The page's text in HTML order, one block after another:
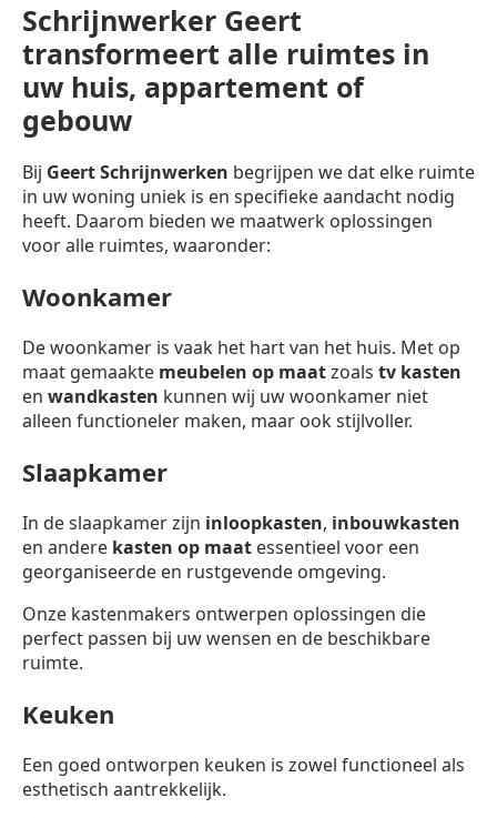
Schrijnwerker Geert
transformeert alle ruimtes in
uw huis, appartement of
gebouw
Bij Geert Schrijnwerken begrijpen we dat elke ruimte
in uw woning uniek is en specifieke aandacht nodig
heeft. Daarom bieden we maatwerk oplossingen
voor alle ruimtes, waaronder:
Woonkamer
De woonkamer is vaak het hart van het huis. Met op
maat gemaakte meubelen op maatzoals tv kasten
en wandkasten kunnen wij uw woonkamer niet
alleen functioneler maken, maar ook stijlvoller.
Slaapkamer
In de slaapkamer zijn inloopkasten, inbouwkasten
en andere kasten op maat essentieel voor een
georganiseerde en rustgevende omgeving.
Onze kastenmakers ontwerpen oplossingen die
perfect passen bij uw wensen en de beschikbare
ruimte.
Keuken
Een goed ontworpen keuken is zowel functioneel als
esthetisch aantrekkelijk.